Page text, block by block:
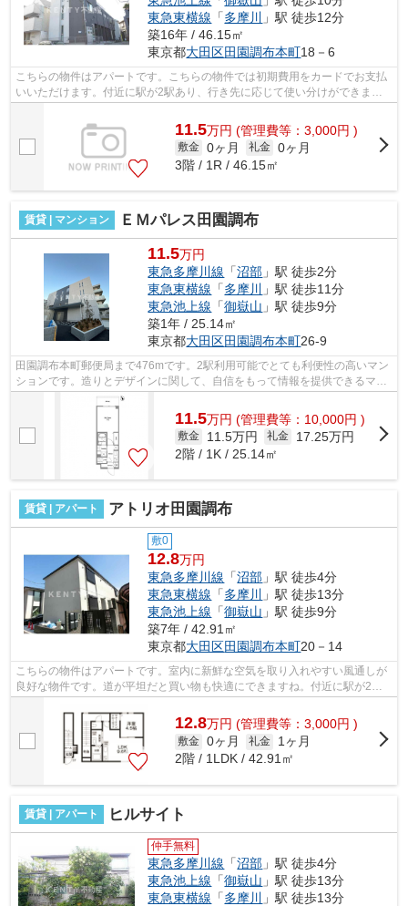
東急東横線 「多摩川
」駅 徒歩12分
築16年 / 46.15㎡
東京都大田区田園調布本町18－6
こちらの物件はアパートです。こちらの物件では初期費用をカードでお支払
いいただけます。付近に駅が2駅あり、行き先に応じて使い分けができま
11.5万円 (管理費等：3,000円 )
敷金 0ヶ月 礼金 0ヶ月
3階 / 1R / 46.15㎡
賃貸 | マンション ＥＭパレス田園調布
11.5万円
東急多摩川線 「沼部 」駅 徒歩2分
東急東横線 「多摩川
」駅 徒歩11分
東急池上線 「御嶽山 」駅 徒歩9分
築1年 / 25.14㎡
東京都大田区田園調布本町26-9
田園調布本町郵便局まで476mです。2駅利用可能でとても利便性の高いマン
ションです。造りとデザインに関して、自信をもって情報を提供できるマン
ションです。徒歩2分で駅にアクセスで...
11.5万円 (管理費等：10,000円 )
敷金 11.5万円 礼金
17.25万円
2階 / 1K / 25.14㎡
賃貸 | アパート アトリオ田園調布
敷0
12.8万円
東急多摩川線 「沼部 」駅 徒歩4分
東急東横線 「多摩川
」駅 徒歩13分
東急池上線 「御嶽山 」駅 徒歩9分
築7年 / 42.91㎡
東京都大田区田園調布本町20－14
こちらの物件はアパートです。室内に新鮮な空気を取り入れやすい風通しが
良好な物件です。道が平坦だと買い物も快適にできますね。付近に駅が2駅
あり、行き先に応じて使い分けができま...
12.8万円 (管理費等：3,000円 )
敷金 0ヶ月 礼金
1ヶ月
2階 / 1LDK / 42.91㎡
賃貸 | アパート ヒルサイト
仲手無料
東急多摩川線 「沼部 」駅 徒歩4分
東急池上線 「御嶽山 」駅 徒歩13分
東急東横線 「多摩川 」駅 徒歩13分